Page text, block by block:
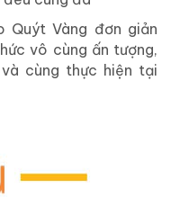
Quýt Vàng đơn giản
vô cùng ấn tượng,
cùng thực hiện tại